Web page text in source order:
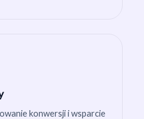
konwersji i wsparcie